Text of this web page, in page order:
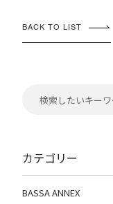
BACK TO LIST
カテゴリー
BASSA ANNEX